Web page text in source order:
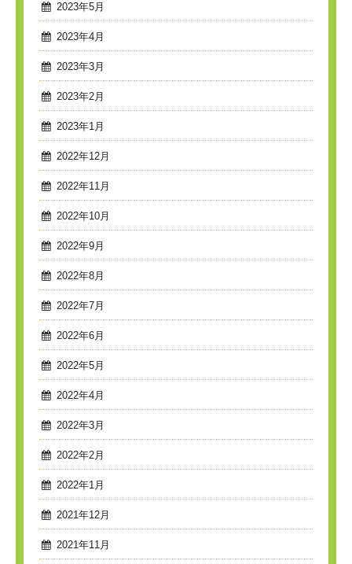
2023年5月
2023年4月
2023年3月
2023年2月
2023年1月
2022年12月
2022年11月
2022年10月
2022年9月
2022年8月
2022年7月
2022年6月
2022年5月
2022年4月
2022年3月
2022年2月
2022年1月
2021年12月
2021年11月